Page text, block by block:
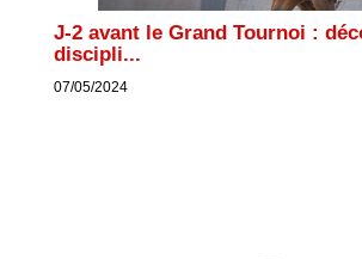
J-2 avant le Grand Tournoi :
discipli...
07/05/2024